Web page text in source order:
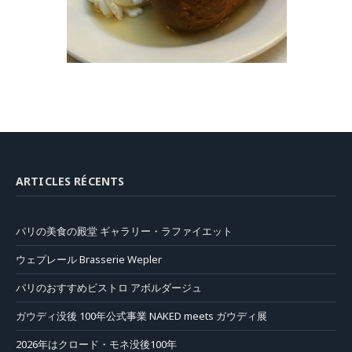
ARTICLES RÉCENTS
パリの美食の殿堂 ギャラリー・ラファイエット
ウェプレール Brasserie Wepler
パリのおすすめビストロ アボルダージュ
ガウディ没後 100年公式事業 NAKED meets ガウディ展
2026年はクロード・モネ没後100年